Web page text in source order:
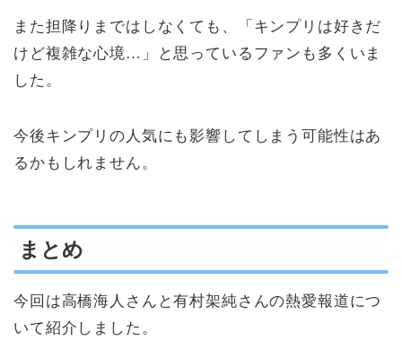
また担降りまではしなくても、「キンプリは好きだ
けど複雑な心境…」と思っているファンも多くいま
した。
今後キンプリの人気にも影響してしまう可能性はあ
るかもしれません。
まとめ
今回は高橋海人さんと有村架純さんの熱愛報道につ
いて紹介しました。